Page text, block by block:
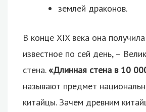
землей драконов.
В конце XIX века она
известное по сей день, –
стена.«Длинная стена в 10
называют предмет
китайцы. Зачем древним